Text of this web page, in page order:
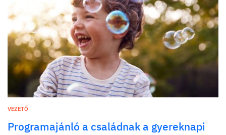
VEZETŐ
Programajánló a családnak a gyereknapi